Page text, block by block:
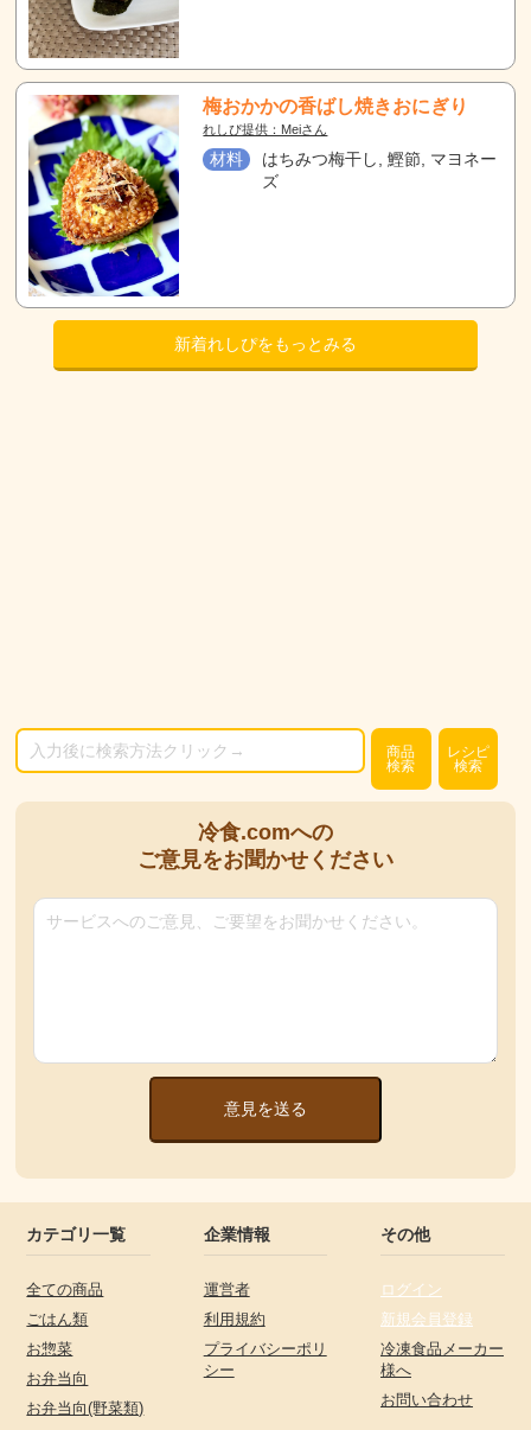
梅おかかの香ばし焼きおにぎり
れしぴ提供：Meiさん
材料
はちみつ梅干し, 鰹節, マヨネー
ズ
新着れしぴをもっとみる
商品
検索
レシピ
検索
冷食.comへの
ご意見をお聞かせください
意見を送る
カテゴリ一覧
全ての商品
ごはん類
お惣菜
お弁当向
お弁当向(野菜類)
企業情報
運営者
利用規約
プライバシーポリ
シー
その他
ログイン
新規会員登録
冷凍食品メーカー
様へ
お問い合わせ